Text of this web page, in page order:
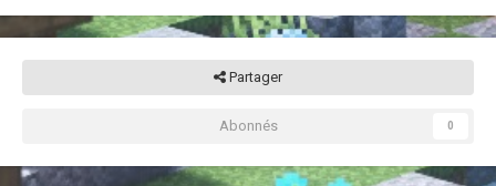
Partager
Abonnés 0